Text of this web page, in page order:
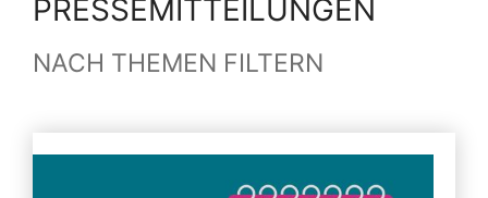
PRESSEMITTEILUNGEN
NACH THEMEN FILTERN